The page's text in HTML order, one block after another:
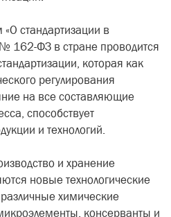
«О стандартизации в
162-ФЗ в стране проводится
которая как
регулирования
на все составляющие
способствует
и технологий.
и хранение
новые технологические
химические
консерванты и